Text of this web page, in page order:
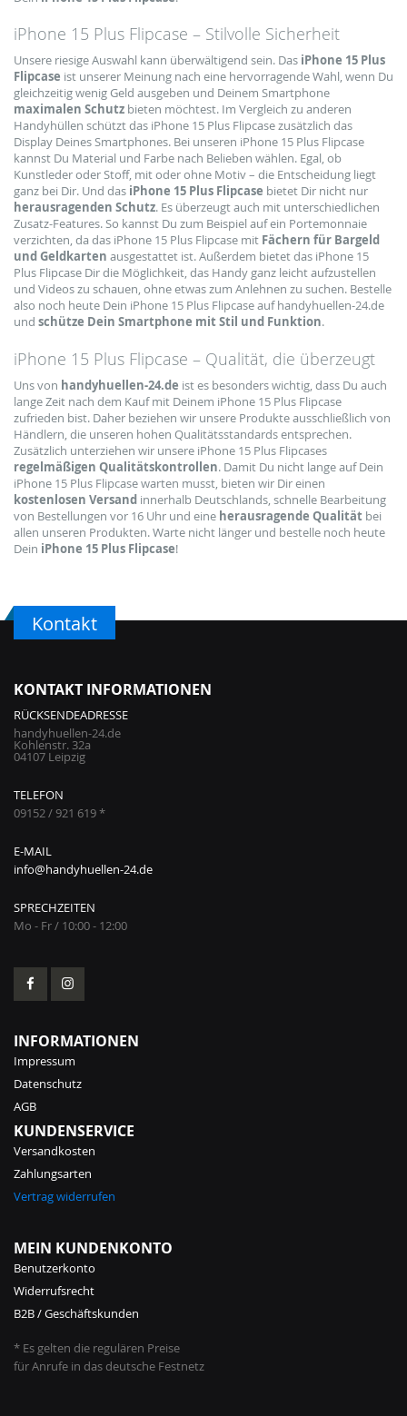
iPhone 15 Plus Flipcase – Stilvolle Sicherheit
Unsere riesige Auswahl kann überwältigend sein. Das iPhone 15 Plus
Flipcase ist unserer Meinung nach eine hervorragende Wahl, wenn Du
gleichzeitig wenig Geld ausgeben und Deinem Smartphone
maximalen Schutz bieten möchtest. Im Vergleich zu anderen
Handyhüllen schützt das iPhone 15 Plus Flipcase zusätzlich das
Display Deines Smartphones. Bei unseren iPhone 15 Plus Flipcase
kannst Du Material und Farbe nach Belieben wählen. Egal, ob
Kunstleder oder Stoff, mit oder ohne Motiv – die Entscheidung liegt
ganz bei Dir. Und das iPhone 15 Plus Flipcase bietet Dir nicht nur
herausragenden Schutz. Es überzeugt auch mit unterschiedlichen
Zusatz-Features. So kannst Du zum Beispiel auf ein Portemonnaie
verzichten, da das iPhone 15 Plus Flipcase mit Fächern für Bargeld
und Geldkarten ausgestattet ist. Außerdem bietet das iPhone 15
Plus Flipcase Dir die Möglichkeit, das Handy ganz leicht aufzustellen
und Videos zu schauen, ohne etwas zum Anlehnen zu suchen. Bestelle
also noch heute Dein iPhone 15 Plus Flipcase auf handyhuellen-24.de
und schütze Dein Smartphone mit Stil und Funktion.
iPhone 15 Plus Flipcase – Qualität, die überzeugt
Uns von handyhuellen-24.de ist es besonders wichtig, dass Du auch
lange Zeit nach dem Kauf mit Deinem iPhone 15 Plus Flipcase
zufrieden bist. Daher beziehen wir unsere Produkte ausschließlich von
Händlern, die unseren hohen Qualitätsstandards entsprechen.
Zusätzlich unterziehen wir unsere iPhone 15 Plus Flipcases
regelmäßigen Qualitätskontrollen. Damit Du nicht lange auf Dein
iPhone 15 Plus Flipcase warten musst, bieten wir Dir einen
kostenlosen Versand innerhalb Deutschlands, schnelle Bearbeitung
von Bestellungen vor 16 Uhr und eine herausragende Qualität bei
allen unseren Produkten. Warte nicht länger und bestelle noch heute
Dein iPhone 15 Plus Flipcase!
Kontakt
KONTAKT INFORMATIONEN
RÜCKSENDEADRESSE
handyhuellen-24.de
Kohlenstr. 32a
04107 Leipzig
TELEFON
09152 / 921 619 *
E-MAIL
info@handyhuellen-24.de
SPRECHZEITEN
Mo - Fr / 10:00 - 12:00
INFORMATIONEN
Impressum
Datenschutz
AGB
KUNDENSERVICE
Versandkosten
Zahlungsarten
Vertrag widerrufen
MEIN KUNDENKONTO
Benutzerkonto
Widerrufsrecht
B2B / Geschäftskunden
* Es gelten die regulären Preise
für Anrufe in das deutsche Festnetz